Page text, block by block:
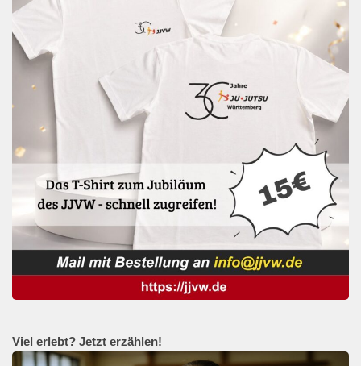
Viel erlebt? Jetzt erzählen!